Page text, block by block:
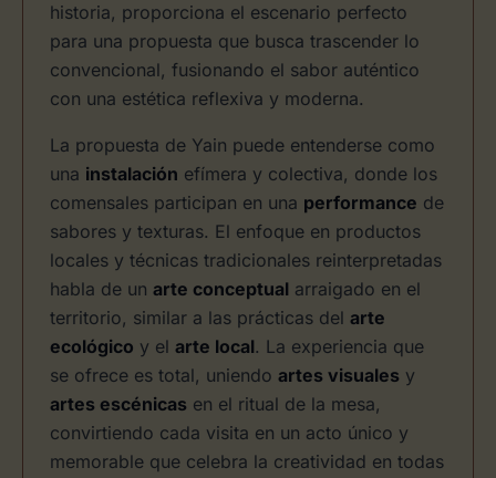
historia, proporciona el escenario perfecto
para una propuesta que busca trascender lo
convencional, fusionando el sabor auténtico
con una estética reflexiva y moderna.
La propuesta de Yain puede entenderse como
una instalación efímera y colectiva, donde los
comensales participan en una performance de
sabores y texturas. El enfoque en productos
locales y técnicas tradicionales reinterpretadas
habla de un arte conceptual arraigado en el
territorio, similar a las prácticas del arte
ecológico y el arte local. La experiencia que
se ofrece es total, uniendo artes visuales y
artes escénicas en el ritual de la mesa,
convirtiendo cada visita en un acto único y
memorable que celebra la creatividad en todas